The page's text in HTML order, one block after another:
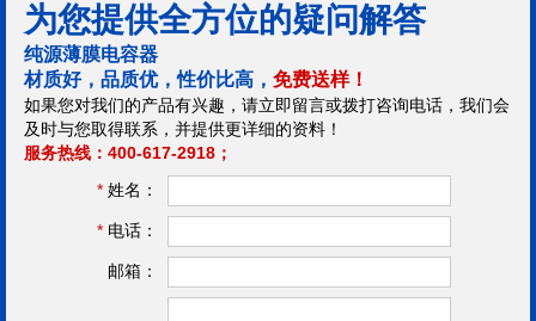
为您提供全方位的疑问解答
纯源薄膜电容器
材质好，品质优，性价比高， 免费送样！
如果您对我们的产品有兴趣，请立即留言或拨打咨询电话，我们会
及时与您取得联系，并提供更详细的资料！
服务热线：400-617-2918；
* 姓名：
* 电话：
邮箱：